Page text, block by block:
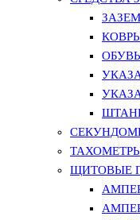
ЩИТОВЫЕ